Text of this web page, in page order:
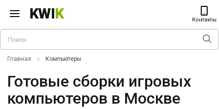
KWIK Контакты
Главная Компьютеры
Готовые сборки игровых
компьютеров в Москве